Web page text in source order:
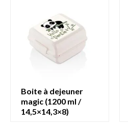
boite à dejeuner
magic (1200 ml /
14,5×14,3×8)